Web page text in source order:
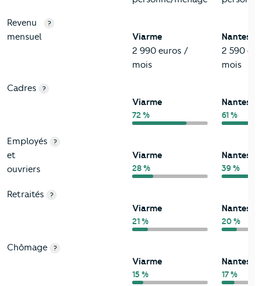
Revenu
mensuel
?
Viarme
2 990 euros /
mois
Nantes
2 590
mois
Cadres ?
Viarme
72 %
Nantes
61 %
Employés
et
ouvriers
?
Viarme
28 %
Nantes
39 %
Retraités ?
Viarme
21 %
Nantes
20 %
Chômage ?
Viarme
15 %
Nantes
17 %